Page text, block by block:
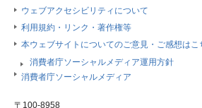
ウェブアクセシビリティについて
利用規約・リンク・著作権等
本ウェブサイトについてのご意見・ご感想はこ
消費者庁ソーシャルメディア運用方針
消費者庁ソーシャルメディア
〒100-8958